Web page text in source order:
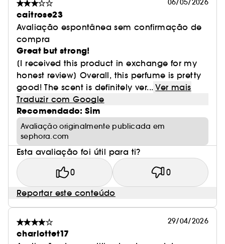
06/05/2026
caitrose23
Avaliação espontânea sem confirmação de
compra
Great but strong!
[I received this product in exchange for my
honest review] Overall, this perfume is pretty
good! The scent is definitely ver... Ver mais
Traduzir com Google
Recomendado: Sim
Avaliação originalmente publicada em
sephora.com
Esta avaliação foi útil para ti?
0 0
Reportar este conteúdo
29/04/2026
charlottet17